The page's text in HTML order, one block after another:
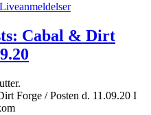
Liveanmeldelser
Cabal & Dirt
Forge / Posten d. 11.09.20 I